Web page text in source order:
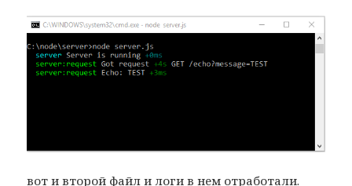
вот и второй файл и логи в нем отработали.